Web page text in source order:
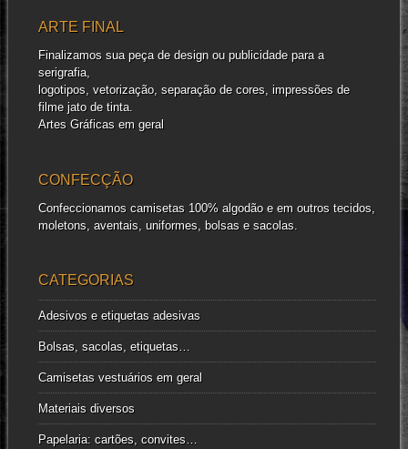
ARTE FINAL
Finalizamos sua peça de design ou publicidade para a
serigrafia,
logotipos, vetorização, separação de cores, impressões de
filme jato de tinta.
Artes Gráficas em geral
CONFECÇÃO
Confeccionamos camisetas 100% algodão e em outros tecidos,
moletons, aventais, uniformes, bolsas e sacolas.
CATEGORIAS
Adesivos e etiquetas adesivas
Bolsas, sacolas, etiquetas…
Camisetas vestuários em geral
Materiais diversos
Papelaria: cartões, convites…